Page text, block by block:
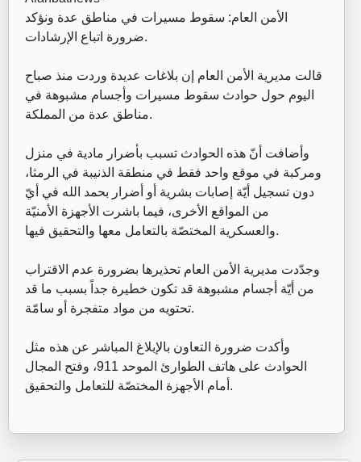
الأمن العام: سقوط مسيرات في مناطق عدة ونؤكد
ضرورة اتباع الإرشادات.
قالت مديرية الأمن العام إن بلاغات عديدة وردت منذ صباح
اليوم حول حوادث سقوط مسيرات وأجسام مشبوهة في
مناطق عدة من المملكة.
وأضافت أنّ هذه الحوادث تسبب بأضرار مادية في منزل
ومركبة في موقع واحد فقط في منطقة الذنيبة في الرمثا،
دون تسجيل أيّة إصابات بشرية أو أضرار بحمد الله في أيّ
من المواقع الأخرى، فيما باشرت الأجهزة الأمنيّة
والعسكرية المختصّة بالتعامل معها والتحقيق فيها.
وجدّدت مديرية الأمن العام تحذيرها بضرورة عدم الاقتراب
من أيّة أجسام مشبوهة قد تكون خطيرة جداً بسبب ما قد
تحتويه من مواد متفجرة أو سامّة.
وأكدت ضرورة التعاون بالإبلاغ المباشر عن هذه مثل
الحوادث على هاتف الطوارئ الموحد 911، وفتح المجال
أمام الأجهزة المختصّة للتعامل والتحقيق.